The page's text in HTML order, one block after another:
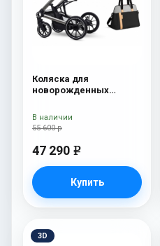
Коляска для
новорожденных
Grey
55 600 р
47 290 e
Купить
В наличии
3D